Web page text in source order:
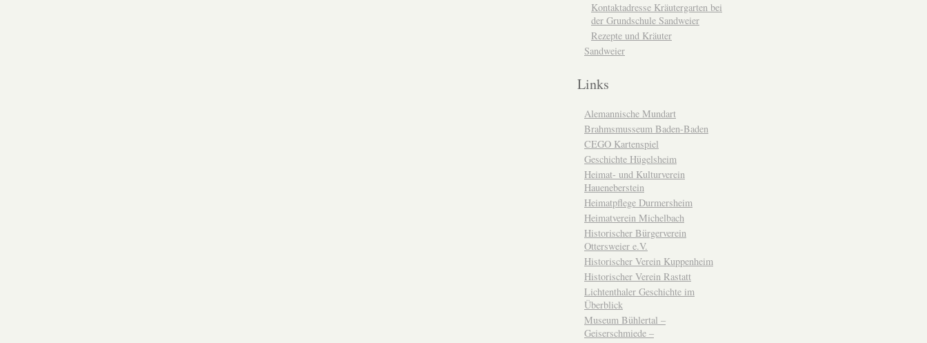
Kontaktadresse Kräutergarten bei
der Grundschule Sandweier
Rezepte und Kräuter
Sandweier
Links
Alemannische Mundart
Brahmsmusseum Baden-Baden
CEGO Kartenspiel
Geschichte Hügelsheim
Heimat- und Kulturverein
Haueneberstein
Heimatpflege Durmersheim
Heimatverein Michelbach
Historischer Bürgerverein
Ottersweier e.V.
Historischer Verein Kuppenheim
Historischer Verein Rastatt
Lichtenthaler Geschichte im
Überblick
Museum Bühlertal –
Geiserschmiede –